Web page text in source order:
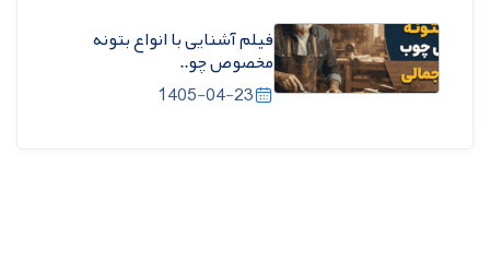
فیلم آشنایی با انواع بتونه
مخصوص چو..
1405-04-23